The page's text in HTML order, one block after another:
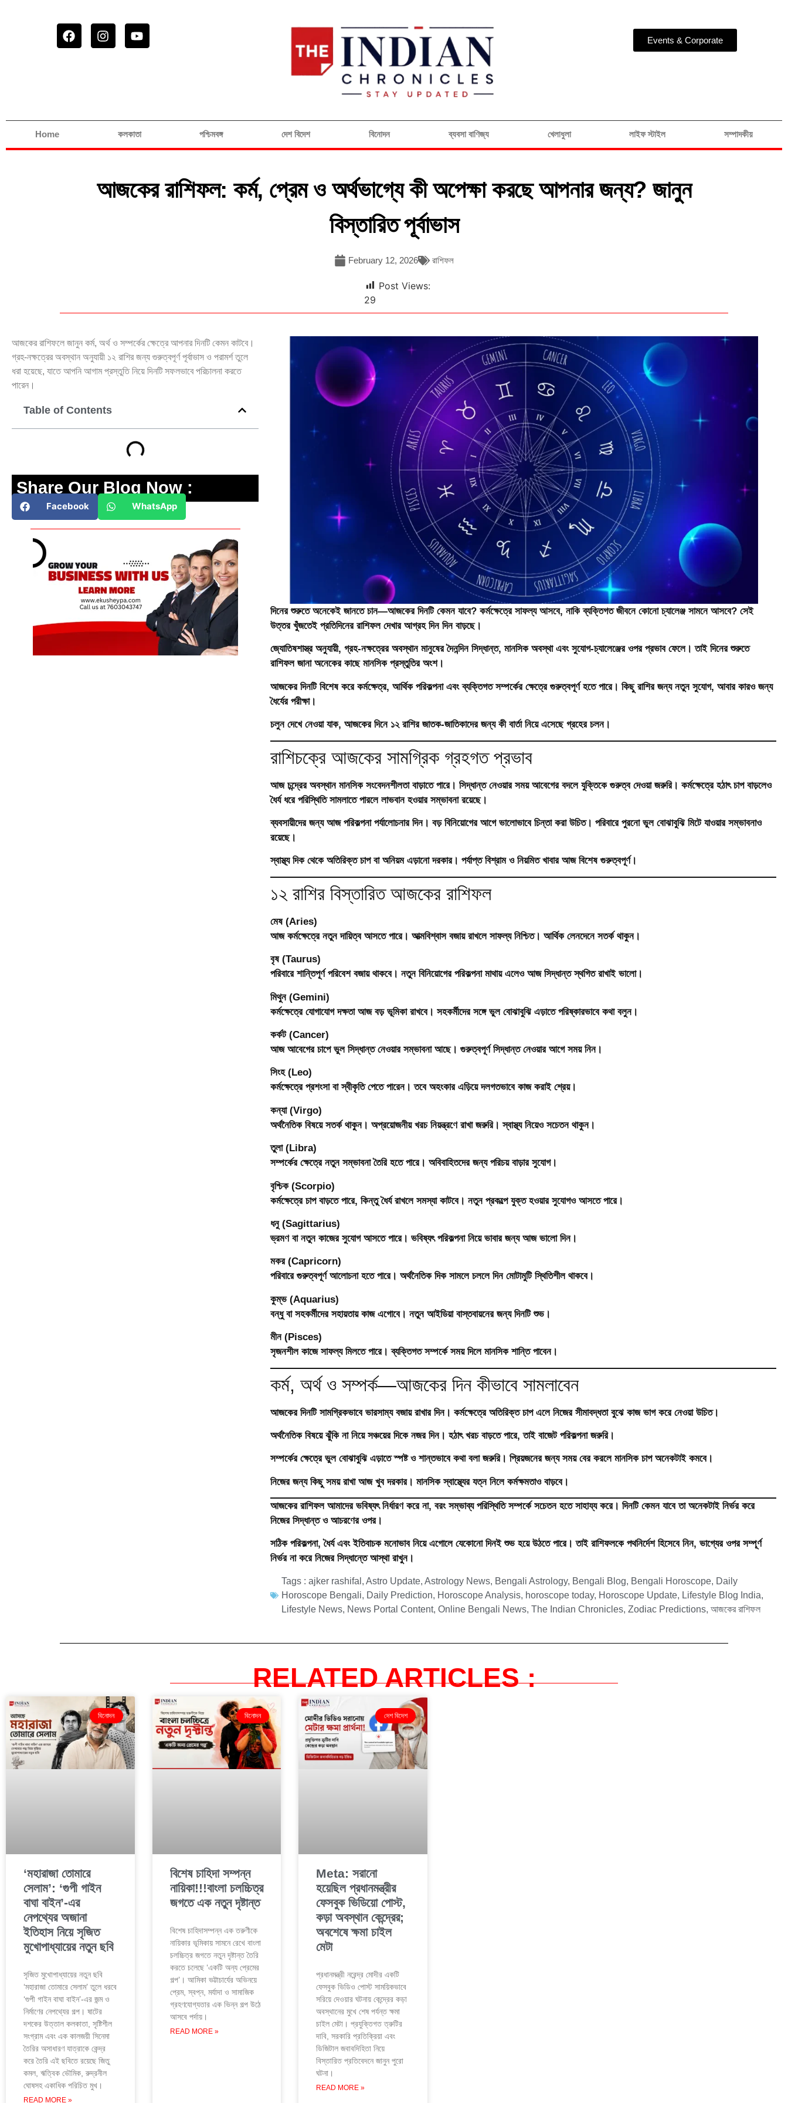
Events & Corporate
Home কলকাতা পশ্চিমবঙ্গ দেশ বিদেশ বিনোদন ব্যবসা বাণিজ্য খেলাধুলা লাইফ স্টাইল সম্পাদকীয়
আজকের রাশিফল: কর্ম, প্রেম ও অর্থভাগ্যে কী অপেক্ষা করছে আপনার জন্য? জানুন
বিস্তারিত পূর্বাভাস
February 12, 2026 রাশিফল
Post Views:
29
আজকের রাশিফলে জানুন কর্ম, অর্থ ও সম্পর্কের ক্ষেত্রে আপনার দিনটি কেমন কাটবে।
গ্রহ-নক্ষত্রের অবস্থান অনুযায়ী ১২ রাশির জন্য গুরুত্বপূর্ণ পূর্বাভাস ও পরামর্শ তুলে
ধরা হয়েছে, যাতে আপনি আগাম প্রস্তুতি নিয়ে দিনটি সফলভাবে পরিচালনা করতে
পারেন।
Table of Contents
Share Our Blog Now :
Facebook WhatsApp
দিনের শুরুতে অনেকেই জানতে চান—আজকের দিনটি কেমন যাবে? কর্মক্ষেত্রে সাফল্য আসবে, নাকি ব্যক্তিগত জীবনে কোনো চ্যালেঞ্জ সামনে আসবে? সেই
উত্তর খুঁজতেই প্রতিদিনের রাশিফল দেখার আগ্রহ দিন দিন বাড়ছে।
জ্যোতিষশাস্ত্র অনুযায়ী, গ্রহ-নক্ষত্রের অবস্থান মানুষের দৈনন্দিন সিদ্ধান্ত, মানসিক অবস্থা এবং সুযোগ-চ্যালেঞ্জের ওপর প্রভাব ফেলে। তাই দিনের শুরুতে
রাশিফল জানা অনেকের কাছে মানসিক প্রস্তুতির অংশ।
আজকের দিনটি বিশেষ করে কর্মক্ষেত্র, আর্থিক পরিকল্পনা এবং ব্যক্তিগত সম্পর্কের ক্ষেত্রে গুরুত্বপূর্ণ হতে পারে। কিছু রাশির জন্য নতুন সুযোগ, আবার কারও জন্য
ধৈর্যের পরীক্ষা।
চলুন দেখে নেওয়া যাক, আজকের দিনে ১২ রাশির জাতক-জাতিকাদের জন্য কী বার্তা নিয়ে এসেছে গ্রহের চলন।
রাশিচক্রে আজকের সামগ্রিক গ্রহগত প্রভাব
আজ চন্দ্রের অবস্থান মানসিক সংবেদনশীলতা বাড়াতে পারে। সিদ্ধান্ত নেওয়ার সময় আবেগের বদলে যুক্তিকে গুরুত্ব দেওয়া জরুরি। কর্মক্ষেত্রে হঠাৎ চাপ বাড়লেও
ধৈর্য ধরে পরিস্থিতি সামলাতে পারলে লাভবান হওয়ার সম্ভাবনা রয়েছে।
ব্যবসায়ীদের জন্য আজ পরিকল্পনা পর্যালোচনার দিন। বড় বিনিয়োগের আগে ভালোভাবে চিন্তা করা উচিত। পরিবারে পুরনো ভুল বোঝাবুঝি মিটে যাওয়ার সম্ভাবনাও
রয়েছে।
স্বাস্থ্য দিক থেকে অতিরিক্ত চাপ বা অনিয়ম এড়ানো দরকার। পর্যাপ্ত বিশ্রাম ও নিয়মিত খাবার আজ বিশেষ গুরুত্বপূর্ণ।
১২ রাশির বিস্তারিত আজকের রাশিফল
মেষ (Aries)
আজ কর্মক্ষেত্রে নতুন দায়িত্ব আসতে পারে। আত্মবিশ্বাস বজায় রাখলে সাফল্য নিশ্চিত। আর্থিক লেনদেনে সতর্ক থাকুন।
বৃষ (Taurus)
পরিবারে শান্তিপূর্ণ পরিবেশ বজায় থাকবে। নতুন বিনিয়োগের পরিকল্পনা মাথায় এলেও আজ সিদ্ধান্ত স্থগিত রাখাই ভালো।
মিথুন (Gemini)
কর্মক্ষেত্রে যোগাযোগ দক্ষতা আজ বড় ভূমিকা রাখবে। সহকর্মীদের সঙ্গে ভুল বোঝাবুঝি এড়াতে পরিষ্কারভাবে কথা বলুন।
কর্কট (Cancer)
আজ আবেগের চাপে ভুল সিদ্ধান্ত নেওয়ার সম্ভাবনা আছে। গুরুত্বপূর্ণ সিদ্ধান্ত নেওয়ার আগে সময় নিন।
সিংহ (Leo)
কর্মক্ষেত্রে প্রশংসা বা স্বীকৃতি পেতে পারেন। তবে অহংকার এড়িয়ে দলগতভাবে কাজ করাই শ্রেয়।
কন্যা (Virgo)
অর্থনৈতিক বিষয়ে সতর্ক থাকুন। অপ্রয়োজনীয় খরচ নিয়ন্ত্রণে রাখা জরুরি। স্বাস্থ্য নিয়েও সচেতন থাকুন।
তুলা (Libra)
সম্পর্কের ক্ষেত্রে নতুন সম্ভাবনা তৈরি হতে পারে। অবিবাহিতদের জন্য পরিচয় বাড়ার সুযোগ।
বৃশ্চিক (Scorpio)
কর্মক্ষেত্রে চাপ বাড়তে পারে, কিন্তু ধৈর্য রাখলে সমস্যা কাটবে। নতুন প্রকল্পে যুক্ত হওয়ার সুযোগও আসতে পারে।
ধনু (Sagittarius)
ভ্রমণ বা নতুন কাজের সুযোগ আসতে পারে। ভবিষ্যৎ পরিকল্পনা নিয়ে ভাবার জন্য আজ ভালো দিন।
মকর (Capricorn)
পরিবারে গুরুত্বপূর্ণ আলোচনা হতে পারে। অর্থনৈতিক দিক সামলে চললে দিন মোটামুটি স্থিতিশীল থাকবে।
কুম্ভ (Aquarius)
বন্ধু বা সহকর্মীদের সহায়তায় কাজ এগোবে। নতুন আইডিয়া বাস্তবায়নের জন্য দিনটি শুভ।
মীন (Pisces)
সৃজনশীল কাজে সাফল্য মিলতে পারে। ব্যক্তিগত সম্পর্কে সময় দিলে মানসিক শান্তি পাবেন।
কর্ম, অর্থ ও সম্পর্ক—আজকের দিন কীভাবে সামলাবেন
আজকের দিনটি সামগ্রিকভাবে ভারসাম্য বজায় রাখার দিন। কর্মক্ষেত্রে অতিরিক্ত চাপ এলে নিজের সীমাবদ্ধতা বুঝে কাজ ভাগ করে নেওয়া উচিত।
অর্থনৈতিক বিষয়ে ঝুঁকি না নিয়ে সঞ্চয়ের দিকে নজর দিন। হঠাৎ খরচ বাড়তে পারে, তাই বাজেট পরিকল্পনা জরুরি।
সম্পর্কের ক্ষেত্রে ভুল বোঝাবুঝি এড়াতে স্পষ্ট ও শান্তভাবে কথা বলা জরুরি। প্রিয়জনের জন্য সময় বের করলে মানসিক চাপ অনেকটাই কমবে।
নিজের জন্য কিছু সময় রাখা আজ খুব দরকার। মানসিক স্বাস্থ্যের যত্ন নিলে কর্মক্ষমতাও বাড়বে।
আজকের রাশিফল আমাদের ভবিষ্যৎ নির্ধারণ করে না, বরং সম্ভাব্য পরিস্থিতি সম্পর্কে সচেতন হতে সাহায্য করে। দিনটি কেমন যাবে তা অনেকটাই নির্ভর করে
নিজের সিদ্ধান্ত ও আচরণের ওপর।
সঠিক পরিকল্পনা, ধৈর্য এবং ইতিবাচক মনোভাব নিয়ে এগোলে যেকোনো দিনই শুভ হয়ে উঠতে পারে। তাই রাশিফলকে পথনির্দেশ হিসেবে নিন, ভাগ্যের ওপর সম্পূর্ণ
নির্ভর না করে নিজের সিদ্ধান্তে আস্থা রাখুন।
Tags : ajker rashifal ,Astro Update,Astrology News, Bengali Astrology, Bengali Blog, Bengali Horoscope, Daily
Horoscope Bengali, Daily Prediction, Horoscope Analysis, horoscope today, Horoscope Update, Lifestyle Blog India,
Lifestyle News, News Portal Content,Online Bengali News,The Indian Chronicles,Zodiac Predictions,আজকের রাশিফল
RELATED ARTICLES :
বিনোদন
‘মহারাজা তোমারে
সেলাম’: ‘গুপী গাইন
বাঘা বাইন’-এর
নেপথ্যের অজানা
ইতিহাস নিয়ে সৃজিত
মুখোপাধ্যায়ের নতুন ছবি
সৃজিত মুখোপাধ্যায়ের নতুন ছবি
‘মহারাজা তোমারে সেলাম’ তুলে ধরবে
‘গুপী গাইন বাঘা বাইন’-এর জন্ম ও
নির্মাণের নেপথ্যের গল্প। ষাটের
দশকের উত্তাল কলকাতা, সৃষ্টিশীল
সংগ্রাম এবং এক কালজয়ী সিনেমা
তৈরির অসাধারণ যাত্রাকে কেন্দ্র
করে তৈরি এই ছবিতে রয়েছে জিতু
কমল, ঋত্বিক ভৌমিক, রুদ্রনীল
ঘোষসহ একাধিক পরিচিত মুখ।
READ MORE »
বিনোদন
বিশেষ চাহিদা সম্পন্ন
নায়িকা!!!বাংলা চলচ্চিত্র
জগতে এক নতুন দৃষ্টান্ত
বিশেষ চাহিদাসম্পন্ন এক তরুণীকে
নায়িকার ভূমিকায় সামনে রেখে বাংলা
চলচ্চিত্র জগতে নতুন দৃষ্টান্ত তৈরি
করতে চলেছে ‘একটি অন্য প্রেমের
গল্প’। আমিকা ভট্টাচার্যের অভিনয়ে
প্রেম, স্বপ্ন, মর্যাদা ও সামাজিক
গ্রহণযোগ্যতার এক ভিন্ন গল্প উঠে
আসবে পর্দায়।
READ MORE »
দেশ বিদেশ
Meta: সরানো
হয়েছিল প্রধানমন্ত্রীর
ফেসবুক ভিডিয়ো পোস্ট,
কড়া অবস্থান কেন্দ্রের;
অবশেষে ক্ষমা চাইল
মেটা
প্রধানমন্ত্রী নরেন্দ্র মোদীর একটি
ফেসবুক ভিডিও পোস্ট সাময়িকভাবে
সরিয়ে দেওয়ার ঘটনায় কেন্দ্রের কড়া
অবস্থানের মুখে শেষ পর্যন্ত ক্ষমা
চাইল মেটা। প্রযুক্তিগত ত্রুটির
দাবি, সরকারি প্রতিক্রিয়া এবং
ডিজিটাল জবাবদিহিতা নিয়ে
বিস্তারিত প্রতিবেদনে জানুন পুরো
ঘটনা।
READ MORE »